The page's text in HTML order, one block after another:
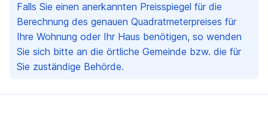
Falls Sie einen anerkannten Preisspiegel für die
Berechnung des genauen Quadratmeterpreises für
Ihre Wohnung oder Ihr Haus benötigen, so wenden
Sie sich bitte an die örtliche Gemeinde bzw. die für
Sie zuständige Behörde.